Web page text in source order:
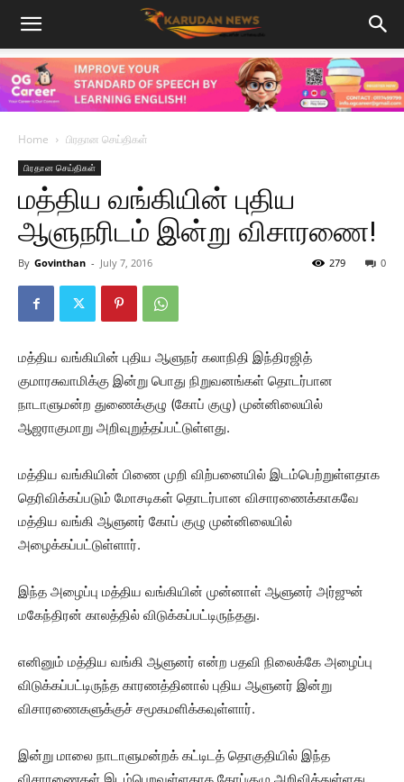
Home பிரதான செய்திகள்
பிரதான செய்திகள்
மத்திய வங்கியின் புதிய
ஆளுநரிடம் இன்று விசாரணை!
By Govinthan - July 7, 2016 0
279
மத்திய வங்கியின் புதிய ஆளுநர் கலாநிதி இந்திரஜித்
குமாரசுவாமிக்கு இன்று பொது நிறுவனங்கள் தொடர்பான
நாடாளுமன்ற துணைக்குழு (கோப் குழு) முன்னிலையில்
ஆஜராகுமாறு அறிவுறுத்தப்பட்டுள்ளது.
மத்திய வங்கியின் பிணை முறி விற்பனையில் இடம்பெற்றுள்ளதாக
தெரிவிக்கப்படும் மோசடிகள் தொடர்பான விசாரணைக்காகவே
மத்திய வங்கி ஆளுனர் கோப் குழு முன்னிலையில்
அழைக்கப்பட்டுள்ளார்.
இந்த அழைப்பு மத்திய வங்கியின் முன்னாள் ஆளுனர் அர்ஜுன்
மகேந்திரன் காலத்தில் விடுக்கப்பட்டிருந்தது.
எனினும் மத்திய வங்கி ஆளுனர் என்ற பதவி நிலைக்கே அழைப்பு
விடுக்கப்பட்டிருந்த காரணத்தினால் புதிய ஆளுனர் இன்று
விசாரணைகளுக்குச் சமூகமளிக்கவுள்ளார்.
இன்று மாலை நாடாளுமன்றக் கட்டிடத் தொகுதியில் இந்த